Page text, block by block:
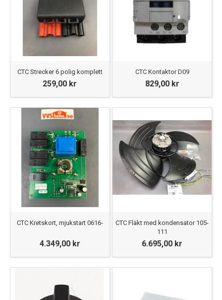
CTC Strecker 6 polig komplett
259,00 kr
CTC Kontaktor D09
829,00 kr
CTC Kretskort, mjukstart 0616-
4.349,00 kr
CTC Fläkt med kondensator 105-
111
6.695,00 kr